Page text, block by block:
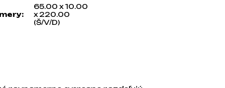
:
65.00 x 10.00
x 220.00
(Š/V/D)